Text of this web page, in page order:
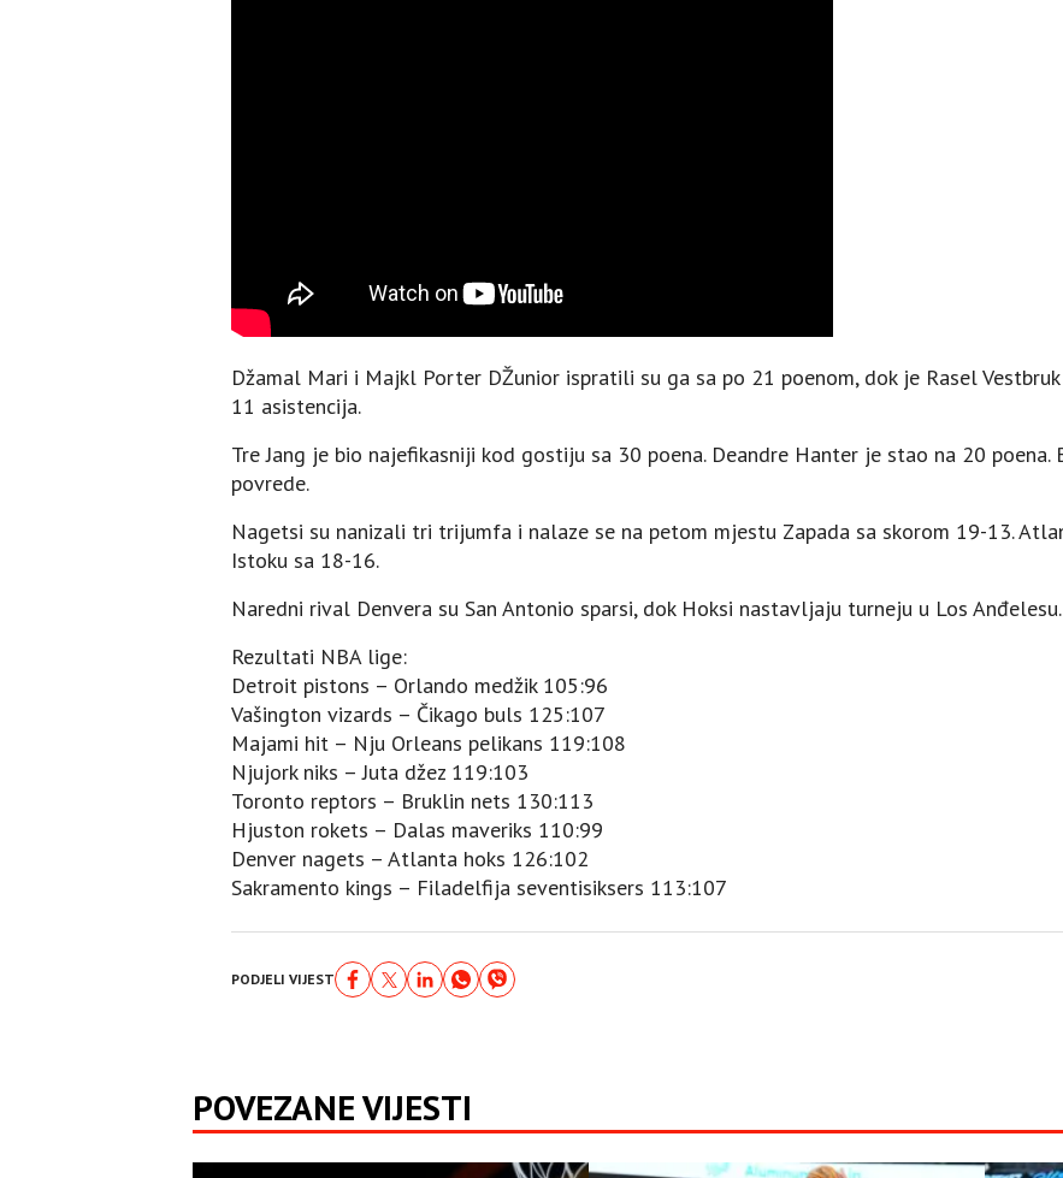
Džamal Mari i Majkl Porter DŽunior ispratili su ga sa po 21 poenom, dok je Rasel
11 asistencija.
Tre Јang je bio najefikasniji kod gostiju sa 30 poena. Deandre Hanter je stao na 20
povrede.
Nagetsi su nanizali tri trijumfa i nalaze se na petom mjestu Zapada sa skorom 19-13.
Istoku sa 18-16.
Naredni rival Denvera su San Antonio sparsi, dok Hoksi nastavljaju turneju u Los Anđelesu.
Rezultati NBA lige:
Detroit pistons – Orlando medžik 105:96
Vašington vizards – Čikago buls 125:107
Majami hit – Nju Orleans pelikans 119:108
Njujork niks – Јuta džez 119:103
Toronto reptors – Bruklin nets 130:113
Hjuston rokets – Dalas maveriks 110:99
Denver nagets – Atlanta hoks 126:102
Sakramento kings – Filadelfija seventisiksers 113:107
PODJELI VIJEST
POVEZANE VIJESTI